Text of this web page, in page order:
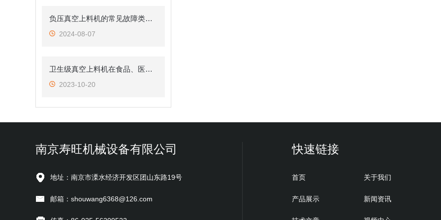
负压真空上料机的常见故障类型及诊断方法
2024-08-07
卫生级真空上料机在食品、医药等行业的应用
2023-10-20
南京寿旺机械设备有限公司
地址：南京市溧水经济开发区团山东路19号
邮箱：shouwang6368@126.com
快速链接
首页 关于我们
产品展示 新闻资讯